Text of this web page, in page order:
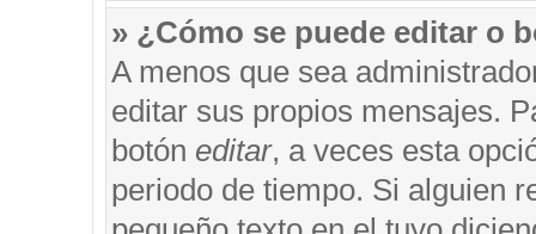
» ¿Cómo se puede editar o
A menos que sea
editar sus propios mensajes.
botón editar, a veces esta
periodo de tiempo. Si alguien